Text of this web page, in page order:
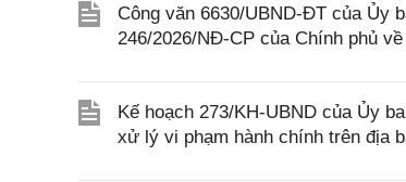
Công văn 6630/UBND-ĐT của Ủy
246/2026/NĐ-CP của Chính phủ
Kế hoạch 273/KH-UBND của Ủy
xử lý vi phạm hành chính trên địa